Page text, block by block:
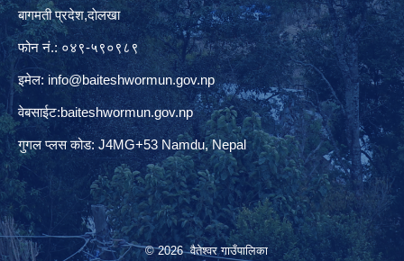
बागमती‌ प्रदेश,दाेलखा
फोन नं.: ०४९-५९०९८९
इमेल: info@baiteshwormun.gov.np
वेबसाईट:baiteshwormun.gov.np
गुगल प्लस कोड: J4MG+53 Namdu, Nepal
© 2026 वैतेश्वर गाउँपालिका